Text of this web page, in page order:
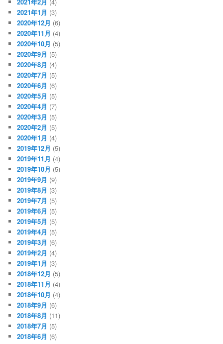
2021年2月 (4)
2021年1月 (3)
2020年12月 (6)
2020年11月 (4)
2020年10月 (5)
2020年9月 (5)
2020年8月 (4)
2020年7月 (5)
2020年6月 (6)
2020年5月 (5)
2020年4月 (7)
2020年3月 (5)
2020年2月 (5)
2020年1月 (4)
2019年12月 (5)
2019年11月 (4)
2019年10月 (5)
2019年9月 (9)
2019年8月 (3)
2019年7月 (5)
2019年6月 (5)
2019年5月 (5)
2019年4月 (5)
2019年3月 (6)
2019年2月 (4)
2019年1月 (3)
2018年12月 (5)
2018年11月 (4)
2018年10月 (4)
2018年9月 (6)
2018年8月 (11)
2018年7月 (5)
2018年6月 (6)